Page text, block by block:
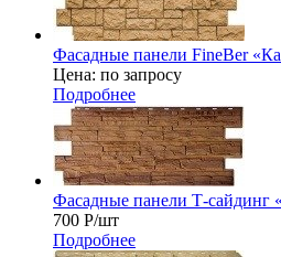
Фасадные панели FineBer
Цена: по запросу
Подробнее
Фасадные панели Т-сайдинг
700 Р/шт
Подробнее